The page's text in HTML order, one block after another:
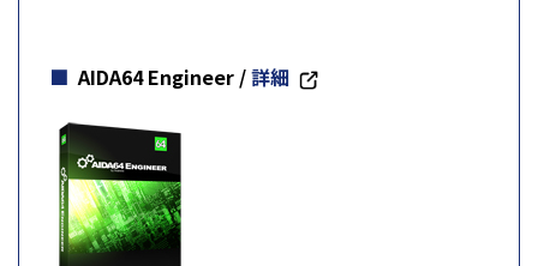
AIDA64 Engineer /詳細